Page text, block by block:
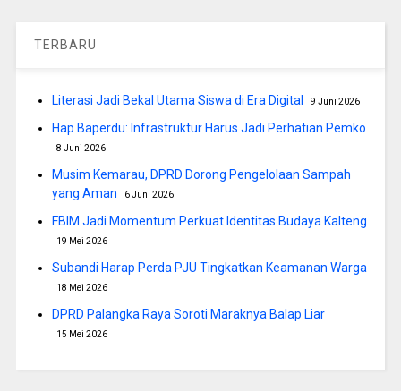
TERBARU
Literasi Jadi Bekal Utama Siswa di Era Digital 9 Juni 2026
Hap Baperdu: Infrastruktur Harus Jadi Perhatian Pemko
8 Juni 2026
Musim Kemarau, DPRD Dorong Pengelolaan Sampah
yang Aman
6 Juni 2026
FBIM Jadi Momentum Perkuat Identitas Budaya Kalteng
19 Mei 2026
Subandi Harap Perda PJU Tingkatkan Keamanan Warga
18 Mei 2026
DPRD Palangka Raya Soroti Maraknya Balap Liar
15 Mei 2026